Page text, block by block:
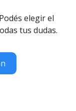
elegir el
tus dudas.